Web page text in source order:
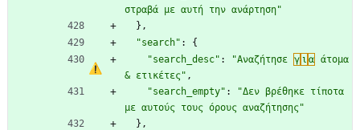
στραβά με αυτή την ανάρτηση"
} ,
"search" :
{
"search_desc" : "Αναζήτησε γ ι α άτομα
& ετικέτες" ,
"search_empty" :
"Δεν βρέθηκε τίποτα
με αυτούς τους όρους αναζήτησης"
} ,